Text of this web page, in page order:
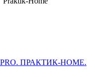
PRO. ПРАКТИК-HOME.